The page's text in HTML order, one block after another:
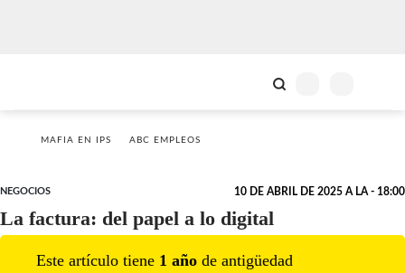
MAFIA EN IPS ABC EMPLEOS
NEGOCIOS 10 DE ABRIL DE 2025 A LA - 18:00
La factura: del papel a lo digital
Este artículo tiene 1 año de antigüedad